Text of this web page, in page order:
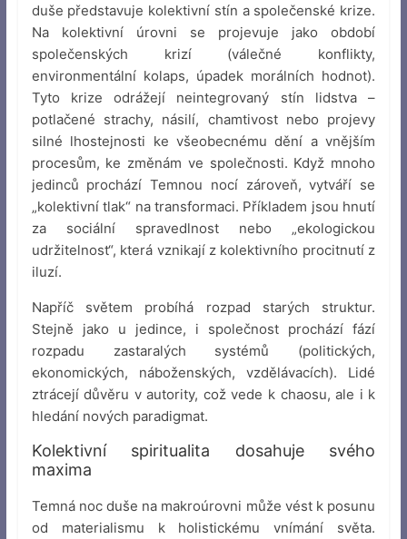
duše představuje kolektivní stín a společenské krize.
Na kolektivní úrovni se projevuje jako období
společenských krizí (válečné konflikty,
environmentální kolaps, úpadek morálních hodnot).
Tyto krize odrážejí neintegrovaný stín lidstva –
potlačené strachy, násilí, chamtivost nebo projevy
silné lhostejnosti ke všeobecnému dění a vnějším
procesům, ke změnám ve společnosti. Když mnoho
jedinců prochází Temnou nocí zároveň, vytváří se
„kolektivní tlak“ na transformaci. Příkladem jsou hnutí
za sociální spravedlnost nebo „ekologickou
udržitelnost“, která vznikají z kolektivního procitnutí z
iluzí.
Napříč světem probíhá rozpad starých struktur.
Stejně jako u jedince, i společnost prochází fází
rozpadu zastaralých systémů (politických,
ekonomických, náboženských, vzdělávacích). Lidé
ztrácejí důvěru v autority, což vede k chaosu, ale i k
hledání nových paradigmat.
Kolektivní spiritualita dosahuje svého
maxima
Temná noc duše na makroúrovni může vést k posunu
od materialismu k holistickému vnímání světa.